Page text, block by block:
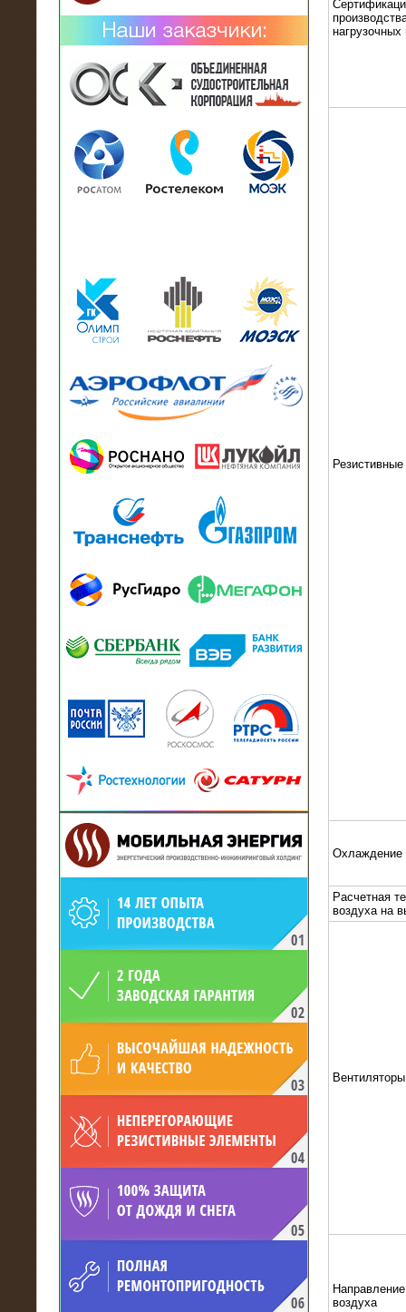
02.02.2019
Нагрузочный комплекс 26 МВт (10
кВ) поставлен в аренду на
13.07.2018
модуль в контейнере 2700 кВА на
Балтийский завод
Активно-реактивные нагрузочные
модули 15 МВт (21,5 МВА) На Кубок
конфедераций
произведён высоковольтный
нагрузочный комплекс 24 МВт с
напряжением 6/10 кВ
15.04.2017
Нагрузочный комплекс 16 МВт с
Охлаждение
Расчетная
воздуха на
Вентиляторы
воздуха